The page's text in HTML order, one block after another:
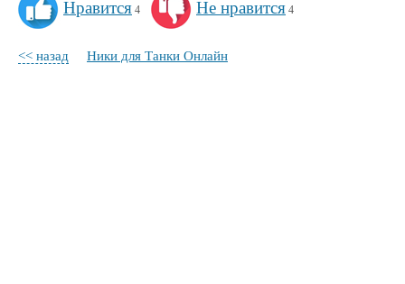
Нравится 4 Не нравится 4
<< назад Ники для Танки Онлайн